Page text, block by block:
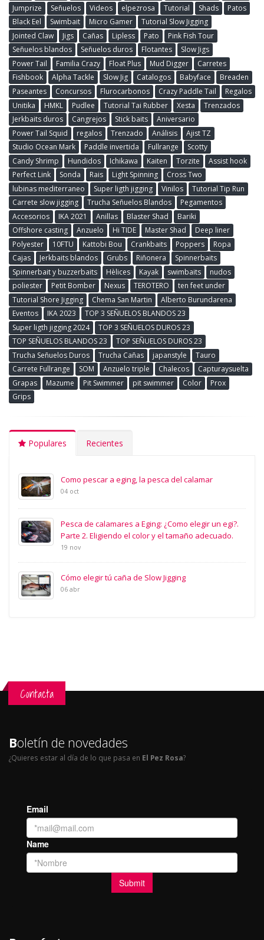
Jumprize
Señuelos Videos elpezrosa Tutorial Shads
Patos
Black Eel
Swimbait Micro Gamer
Tutorial Slow Jigging
Jointed Claw
Jigs Cañas Lipless Pato
Pink Fish Tour
Señuelos blandos
Señuelos duros Flotantes
Slow Jigs
Power Tail
Familia Crazy Float Plus Mud Digger
Carretes
Fishbook
Alpha Tackle Slow Jig Catalogos Babyface
Breaden
Paseantes
Concursos Flurocarbonos Crazy Paddle Tail
Regalos
Unitika
HMKL Pudlee Tutorial Tai Rubber Xesta
Trenzados
Jerkbaits duros
Cangrejos Stick baits
Aniversario
Power Tail Squid
regalos Trenzado Análisis
Ajist TZ
Studio Ocean Mark
Paddle invertida Fullrange
Scotty
Candy Shrimp
Hundidos Ichikawa Kaiten Torzite
Assist hook
Perfect Link
Sonda Rais Light Spinning
Cross Two
lubinas mediterraneo
Super ligth jigging Vinilos
Tutorial Tip Run
Carrete slow jigging
Trucha Señuelos Blandos
Pegamentos
Accesorios
IKA 2021 Anillas Blaster Shad
Bariki
Offshore casting
Anzuelo Hi TIDE Master Shad
Deep liner
Polyester
10FTU Kattobi Bou Crankbaits Poppers
Ropa
Cajas
Jerkbaits blandos Grubs Riñonera
Spinnerbaits
Spinnerbait y buzzerbaits
Hèlices Kayak swimbaits
nudos
poliester
Petit Bomber Nexus TEROTERO
ten feet under
Tutorial Shore Jigging
Chema San Martin
Alberto Burundarena
Eventos
IKA 2023
TOP 3 SEÑUELOS BLANDOS 23
Super ligth jigging 2024
TOP 3 SEÑUELOS DUROS 23
TOP SEÑUELOS BLANDOS 23
TOP SEÑUELOS DUROS 23
Trucha Señuelos Duros
Trucha Cañas japanstyle
Tauro
Carrete Fullrange
SOM Anzuelo triple Chalecos
Capturaysuelta
Grapas
Mazume Pit Swimmer pit swimmer Color
Prox
Grips
Populares Recientes
Como pescar a eging, la pesca del calamar
04 oct
Pesca de calamares a Eging: ¿Como elegir un egi?.
Parte 2. Eligiendo el color y el tamaño adecuado.
19 nov
Cómo elegir tú caña de Slow Jigging
06 abr
Contacta
Boletín de novedades
¿Quieres estar al día de lo que pasa en El Pez Rosa?